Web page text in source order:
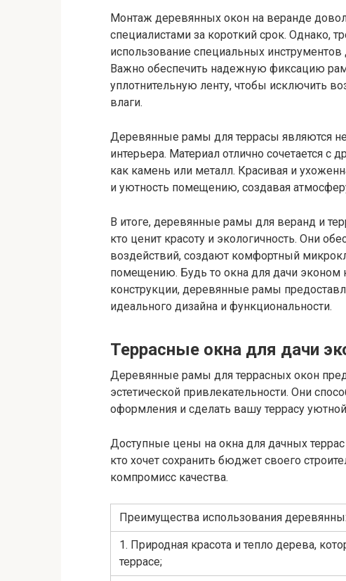
Монтаж деревянных окон на веранде
специалистами за короткий срок. Однако,
использование специальных
Важно обеспечить надежную фиксацию
уплотнительную ленту, чтобы исключить
влаги.
Деревянные рамы для террасы являются
интерьера. Материал отлично сочетается
как камень или металл. Красивая и
и уютность помещению, создавая
В итоге, деревянные рамы для веранд и
кто ценит красоту и экологичность. Они
воздействий, создают комфортный
помещению. Будь то окна для дачи
конструкции, деревянные рамы
идеального дизайна и функциональности.
Террасные окна для дачи
Деревянные рамы для террасных окон
эстетической привлекательности. Они
оформления и сделать вашу террасу
Доступные цены на окна для дачных
кто хочет сохранить бюджет своего
компромисс качества.
Преимущества использования
1. Природная красота и тепло дерева,
террасе;